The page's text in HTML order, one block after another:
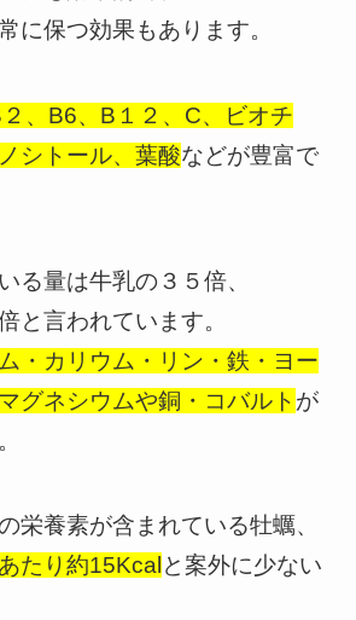
に保つ効果もあります。
、B6、B１２、C、ビオチ
シトール、葉酸などが豊富で
る量は牛乳の３５倍、
と言われています。
・カリウム・リン・鉄・ヨー
グネシウムや銅・コバルト が
栄養素が含まれている牡蠣、
たり約15Kcal と案外に少ない